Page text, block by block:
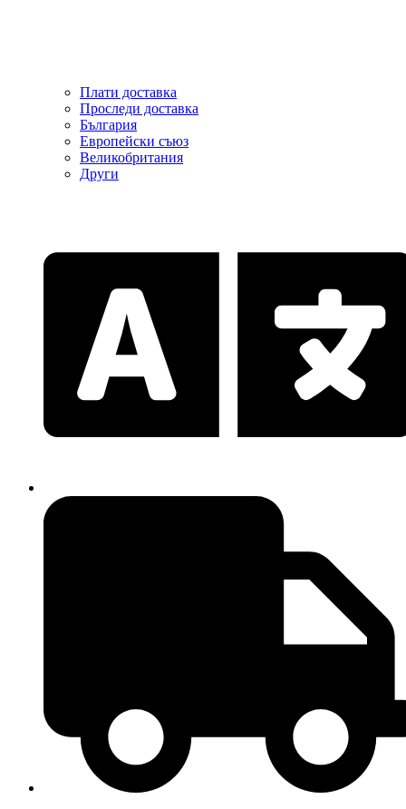
Плати доставка
Проследи доставка
България
Европейски съюз
Великобритания
Други